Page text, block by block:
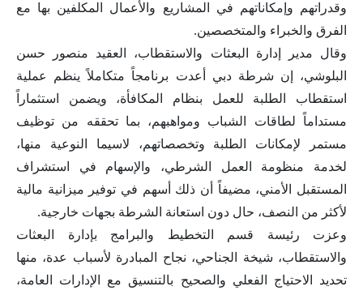
وقدراتهم وإمكاناتهم في المشاريع والأعمال المكلفين بها مع
الفرق والخبراء والمتخصصين.
وقال مدير إدارة البعثات والاستقطاب، العقيد منصور حسن
البلوشي، إن شرطة دبي أعدت برنامجاً متكاملاً ينظم عملية
استقطاب الطلبة للعمل بنظام المكافأة، ويضمن استثماراً
مستداماً لطاقات الشباب ومواهبهم، بما تحققه من توظيف
مستمر لإمكانات الطلبة وتخصصاتهم، لاسيما النوعية منها،
لخدمة منظومة العمل الشرطي، والإسهام في استشراف
المستقبل الأمني، مضيفاً أن ذلك أسهم في توفير ميزانية مالية
لأكثر من النصف، حال دون استعانة الشرطة بجهات خارجية.
وعزت رئيسة قسم التخطيط والبرامج بإدارة البعثات
والاستقطاب، شيخة الجناحي، نجاح المبادرة لأسباب عدة، منها
تحديد الاحتياج الفعلي والصحيح بالتنسيق مع الإدارات العامة،